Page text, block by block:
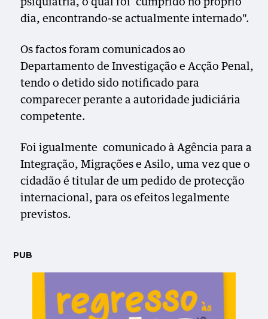
psiquiatria, o qual foi cumprido no próprio
dia, encontrando-se actualmente internado".
Os factos foram comunicados ao
Departamento de Investigação e Acção Penal,
tendo o detido sido notificado para
comparecer perante a autoridade judiciária
competente.
Foi igualmente comunicado à Agência para a
Integração, Migrações e Asilo, uma vez que o
cidadão é titular de um pedido de protecção
internacional, para os efeitos legalmente
previstos.
PUB